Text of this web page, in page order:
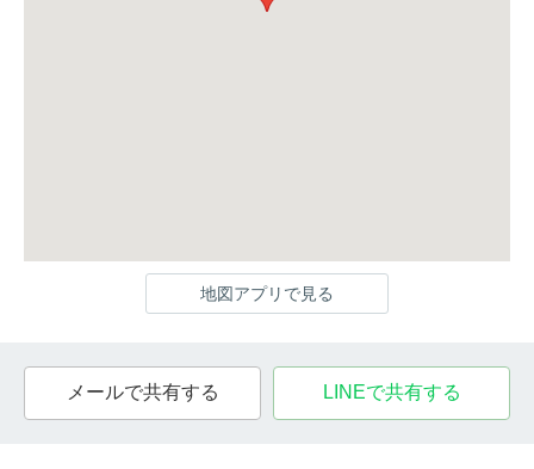
地図アプリで見る
メールで共有する LINEで共有する